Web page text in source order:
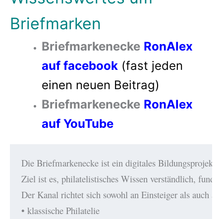
Briefmarken
Briefmarkenecke RonAlex
auf facebook(fast jeden
einen neuen Beitrag)
Briefmarkenecke RonAlex
auf YouTube
Die Briefmarkenecke ist ein digitales Bildungsprojekt
Ziel ist es, philatelistisches Wissen verständlich,
Der Kanal richtet sich sowohl an Einsteiger als auch
• klassische Philatelie